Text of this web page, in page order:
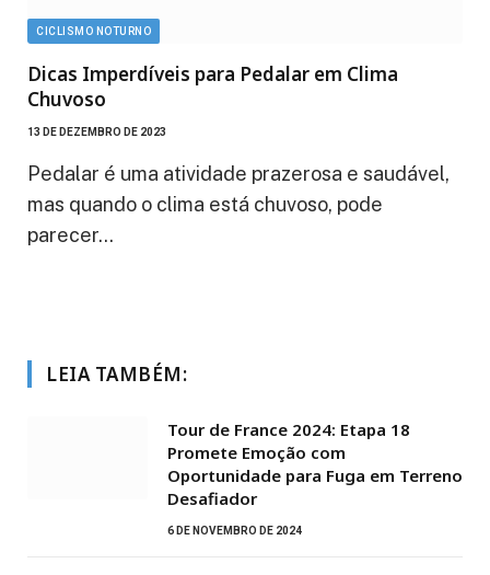
CICLISMO NOTURNO
Dicas Imperdíveis para Pedalar em Clima
Chuvoso
13 DE DEZEMBRO DE 2023
Pedalar é uma atividade prazerosa e saudável,
mas quando o clima está chuvoso, pode
parecer…
LEIA TAMBÉM:
Tour de France 2024: Etapa 18
Promete Emoção com
Oportunidade para Fuga em Terreno
Desafiador
6 DE NOVEMBRO DE 2024